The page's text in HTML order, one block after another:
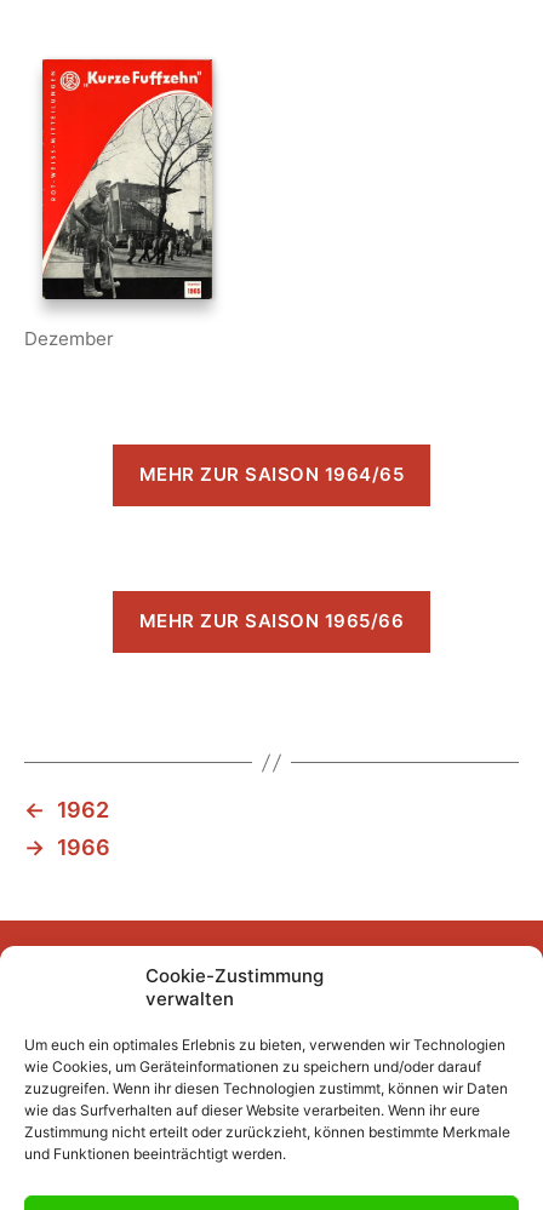
Cookie-Zustimmung
verwalten
Um euch ein optimales Erlebnis zu bieten, verwenden wir Technologien
wie Cookies, um Geräteinformationen zu speichern und/oder darauf
zuzugreifen. Wenn ihr diesen Technologien zustimmt, können wir Daten
wie das Surfverhalten auf dieser Website verarbeiten. Wenn ihr eure
Zustimmung nicht erteilt oder zurückzieht, können bestimmte Merkmale
und Funktionen beeinträchtigt werden.
Dezember
MEHR ZUR SAISON 1964/65
MEHR ZUR SAISON 1965/66
←
1962
→ 1966
FacebookInstagram
YouTubeMastodonBluesky
Unser Archiv
Kurze Fuffzehn
Beiträge 2007/2008 bis 2018/2019
Beiträge vor 2007/2008